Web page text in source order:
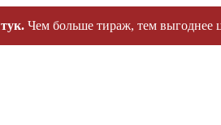
Чем больше тираж, тем выгоднее